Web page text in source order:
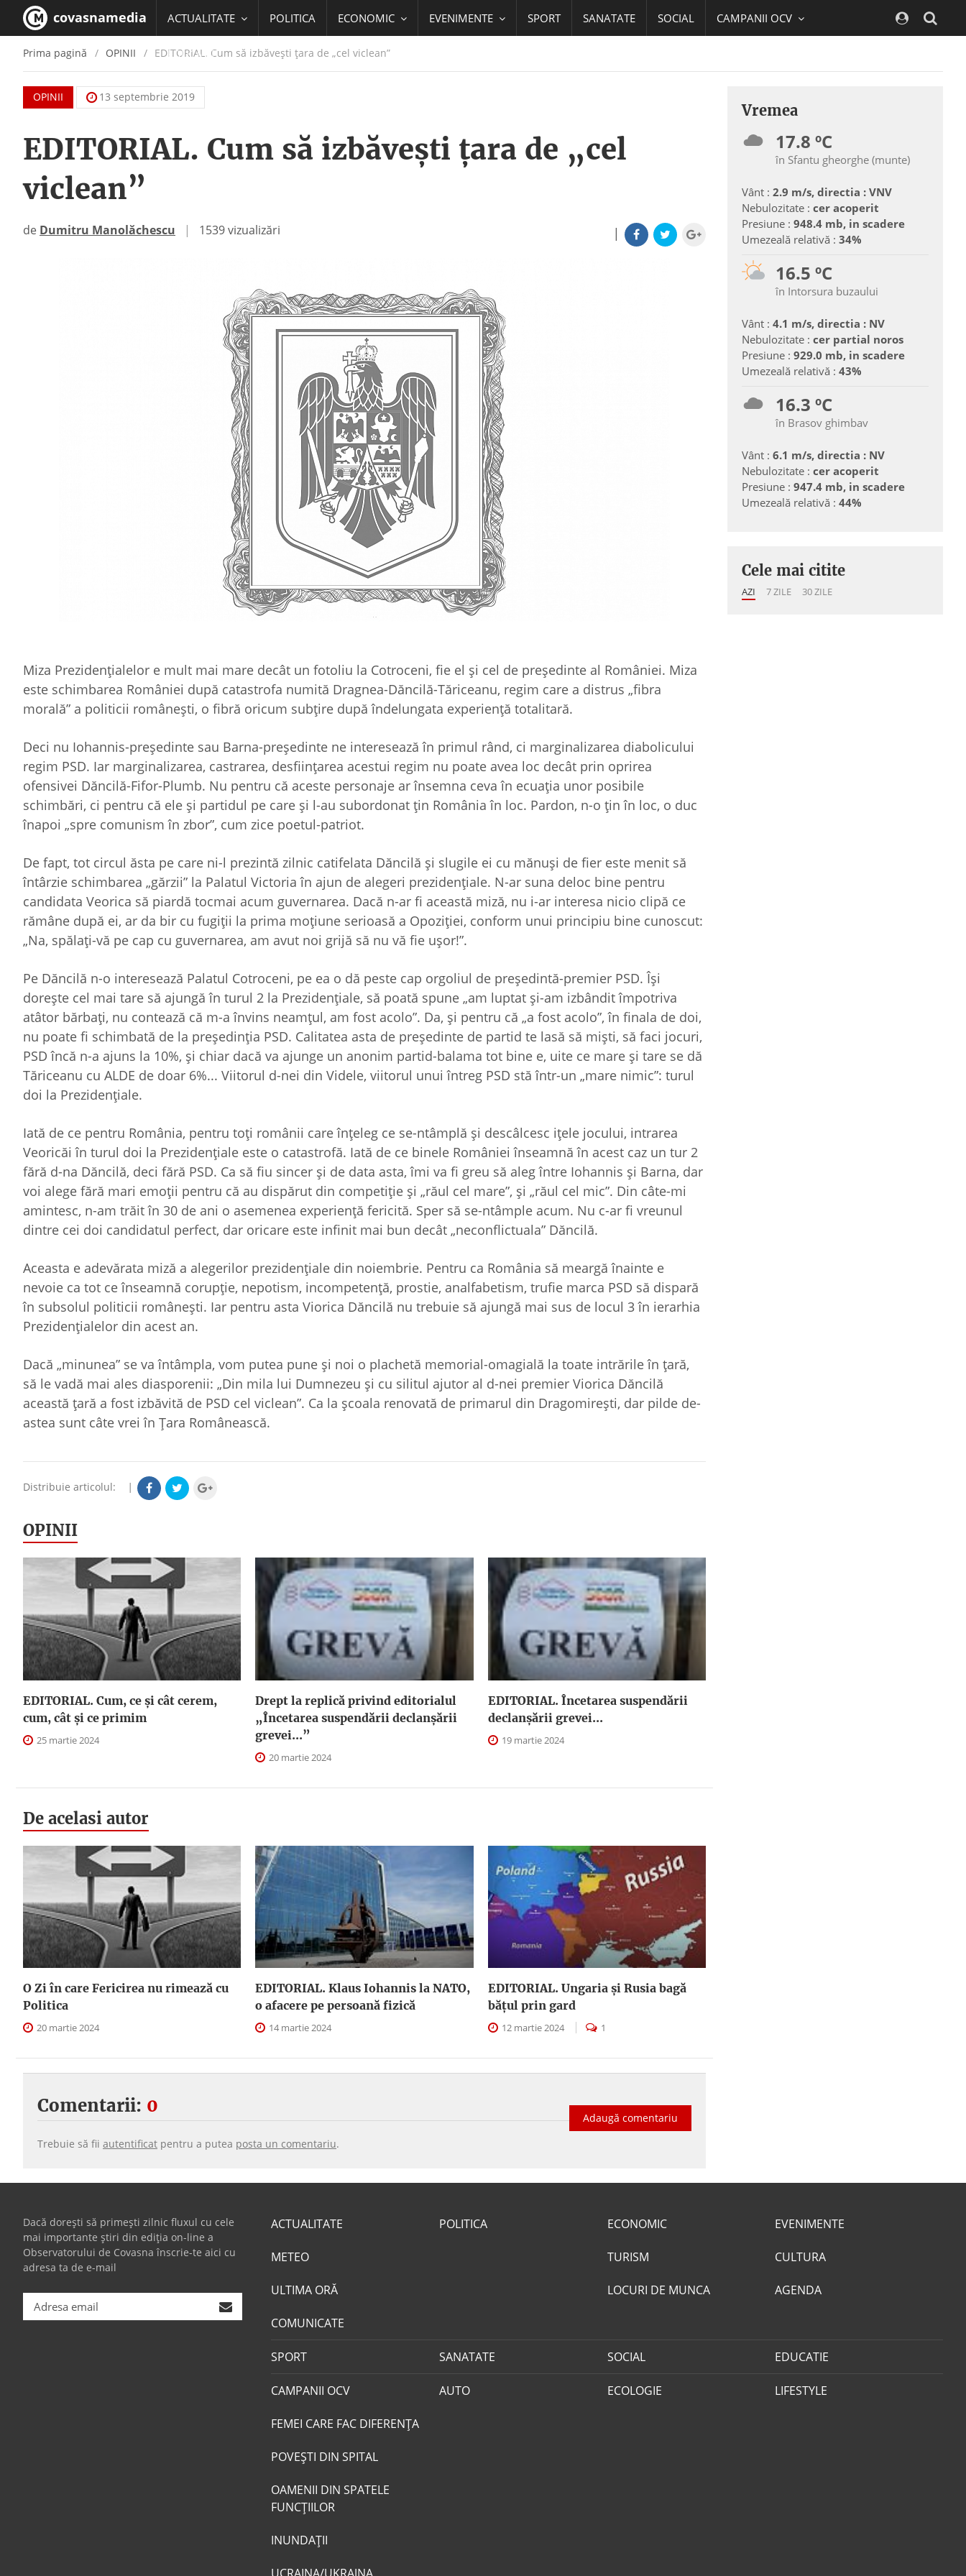
covasnamedia ACTUALITATE POLITICA ECONOMIC EVENIMENTE SPORT SANATATE SOCIAL CAMPANII OCV
EDUCATIE
Prima pagină OPINII EDITORIAL. Cum să izbăveşti ţara de „cel viclean”
OPINII 13 septembrie 2019
EDITORIAL. Cum să izbăveşti ţara de „cel
viclean”
|
de Dumitru Manolăchescu | 1539 vizualizări
Miza Prezidenţialelor e mult mai mare decât un fotoliu la Cotroceni, fie el şi cel de preşedinte al României. Miza
este schimbarea României după catastrofa numită Dragnea-Dăncilă-Tăriceanu, regim care a distrus „fibra
morală” a politicii româneşti, o fibră oricum subţire după îndelungata experienţă totalitară.
Deci nu Iohannis-preşedinte sau Barna-preşedinte ne interesează în primul rând, ci marginalizarea diabolicului
regim PSD. Iar marginalizarea, castrarea, desfiinţarea acestui regim nu poate avea loc decât prin oprirea
ofensivei Dăncilă-Fifor-Plumb. Nu pentru că aceste personaje ar însemna ceva în ecuaţia unor posibile
schimbări, ci pentru că ele şi partidul pe care şi l-au subordonat ţin România în loc. Pardon, n-o ţin în loc, o duc
înapoi „spre comunism în zbor”, cum zice poetul-patriot.
De fapt, tot circul ăsta pe care ni-l prezintă zilnic catifelata Dăncilă şi slugile ei cu mănuşi de fier este menit să
întârzie schimbarea „gărzii” la Palatul Victoria în ajun de alegeri prezidenţiale. N-ar suna deloc bine pentru
candidata Veorica să piardă tocmai acum guvernarea. Dacă n-ar fi această miză, nu i-ar interesa nicio clipă ce
rămâne după ei, ar da bir cu fugiţii la prima moţiune serioasă a Opoziţiei, conform unui principiu bine cunoscut:
„Na, spălaţi-vă pe cap cu guvernarea, am avut noi grijă să nu vă fie uşor!”.
Pe Dăncilă n-o interesează Palatul Cotroceni, pe ea o dă peste cap orgoliul de preşedintă-premier PSD. Îşi
doreşte cel mai tare să ajungă în turul 2 la Prezidenţiale, să poată spune „am luptat şi-am izbândit împotriva
atâtor bărbaţi, nu contează că m-a învins neamţul, am fost acolo”. Da, şi pentru că „a fost acolo”, în finala de doi,
nu poate fi schimbată de la preşedinţia PSD. Calitatea asta de preşedinte de partid te lasă să mişti, să faci jocuri,
PSD încă n-a ajuns la 10%, şi chiar dacă va ajunge un anonim partid-balama tot bine e, uite ce mare şi tare se dă
Tăriceanu cu ALDE de doar 6%... Viitorul d-nei din Videle, viitorul unui întreg PSD stă într-un „mare nimic”: turul
doi la Prezidenţiale.
Iată de ce pentru România, pentru toţi românii care înţeleg ce se-ntâmplă şi descâlcesc iţele jocului, intrarea
Veoricăi în turul doi la Prezidenţiale este o catastrofă. Iată de ce binele României înseamnă în acest caz un tur 2
fără d-na Dăncilă, deci fără PSD. Ca să fiu sincer şi de data asta, îmi va fi greu să aleg între Iohannis şi Barna, dar
voi alege fără mari emoţii pentru că au dispărut din competiţie şi „răul cel mare”, şi „răul cel mic”. Din câte-mi
amintesc, n-am trăit în 30 de ani o asemenea experienţă fericită. Sper să se-ntâmple acum. Nu c-ar fi vreunul
dintre cei doi candidatul perfect, dar oricare este infinit mai bun decât „neconflictuala” Dăncilă.
Aceasta e adevărata miză a alegerilor prezidenţiale din noiembrie. Pentru ca România să meargă înainte e
nevoie ca tot ce înseamnă corupţie, nepotism, incompetenţă, prostie, analfabetism, trufie marca PSD să dispară
în subsolul politicii româneşti. Iar pentru asta Viorica Dăncilă nu trebuie să ajungă mai sus de locul 3 în ierarhia
Prezidenţialelor din acest an.
Dacă „minunea” se va întâmpla, vom putea pune şi noi o plachetă memorial-omagială la toate intrările în ţară,
să le vadă mai ales diasporenii: „Din mila lui Dumnezeu şi cu silitul ajutor al d-nei premier Viorica Dăncilă
această ţară a fost izbăvită de PSD cel viclean”. Ca la şcoala renovată de primarul din Dragomireşti, dar pilde de-
astea sunt câte vrei în Ţara Românească.
Distribuie articolul: |
OPINII
EDITORIAL. Cum, ce şi cât cerem,
cum, cât şi ce primim
25 martie 2024
Drept la replică privind editorialul
„Încetarea suspendării declanşării
grevei...”
20 martie 2024
EDITORIAL. Încetarea suspendării
declanşării grevei...
19 martie 2024
De acelasi autor
O Zi în care Fericirea nu rimează cu
Politica
20 martie 2024
EDITORIAL. Klaus Iohannis la NATO,
o afacere pe persoană fizică
14 martie 2024
EDITORIAL. Ungaria şi Rusia bagă
băţul prin gard
12 martie 2024 1
Comentarii: 0
Adaugă comentariu
Trebuie să fii autentificat pentru a putea posta un comentariu.
Vremea
17.8 ºC
în Sfantu gheorghe (munte)
Vânt : 2.9 m/s, directia : VNV
Nebulozitate : cer acoperit
Presiune : 948.4 mb, in scadere
Umezeală relativă : 34%
16.5 ºC
în Intorsura buzaului
Vânt : 4.1 m/s, directia : NV
Nebulozitate : cer partial noros
Presiune : 929.0 mb, in scadere
Umezeală relativă : 43%
16.3 ºC
în Brasov ghimbav
Vânt : 6.1 m/s, directia : NV
Nebulozitate : cer acoperit
Presiune : 947.4 mb, in scadere
Umezeală relativă : 44%
Cele mai citite
AZI 7 ZILE 30 ZILE
Dacă dorești să primești zilnic fluxul cu cele
mai importante știri din ediția on-line a
Observatorului de Covasna înscrie-te aici cu
adresa ta de e-mail
ACTUALITATE
METEO
ULTIMA ORĂ
COMUNICATE
POLITICA ECONOMIC
TURISM
LOCURI DE MUNCA
EVENIMENTE
CULTURA
AGENDA
SPORT SANATATE SOCIAL EDUCATIE
CAMPANII OCV
FEMEI CARE FAC DIFERENȚA
POVEŞTI DIN SPITAL
OAMENII DIN SPATELE
FUNCŢIILOR
INUNDAŢII
AUTO ECOLOGIE LIFESTYLE